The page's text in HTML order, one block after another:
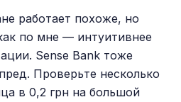
работает похоже, но
по мне — интуитивнее
Sense Bank тоже
Проверьте несколько
в 0,2 грн на большой